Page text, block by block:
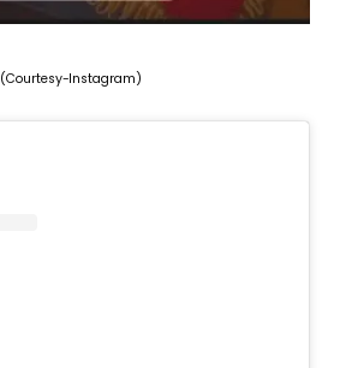
(Courtesy-Instagram)